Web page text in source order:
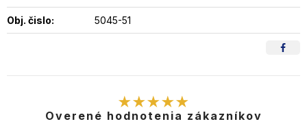
Obj. čislo: 5045-51
★★★★★
Overené hodnotenia zákazníkov